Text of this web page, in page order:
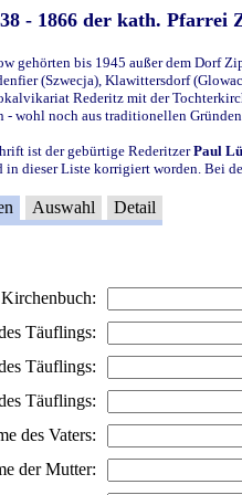
- 1866 der kath. Pfarrei
gehörten bis 1945 außer dem Dorf
(Szwecja), Klawittersdorf
Rederitz mit der
- wohl noch aus traditionellen
ist der gebürtige RederitzerPaul
dieser Liste korrigiert worden. Bei
Auswahl Detail
Täuflings:
Täuflings:
Täuflings:
des Vaters:
der Mutter: